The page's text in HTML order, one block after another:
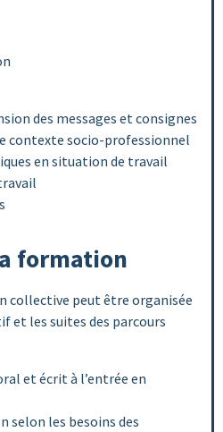
des messages et consignes
contexte socio-professionnel
en situation de travail
formation
collective peut être organisée
et les suites des parcours
et écrit à l’entrée en
selon les besoins des